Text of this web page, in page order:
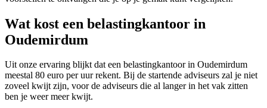
Wat kost een belastingkantoor in
Oudemirdum
Uit onze ervaring blijkt dat een belastingkantoor in Oudemirdum
meestal 80 euro per uur rekent. Bij de startende adviseurs zal je niet
zoveel kwijt zijn, voor de adviseurs die al langer in het vak zitten
ben je weer meer kwijt.